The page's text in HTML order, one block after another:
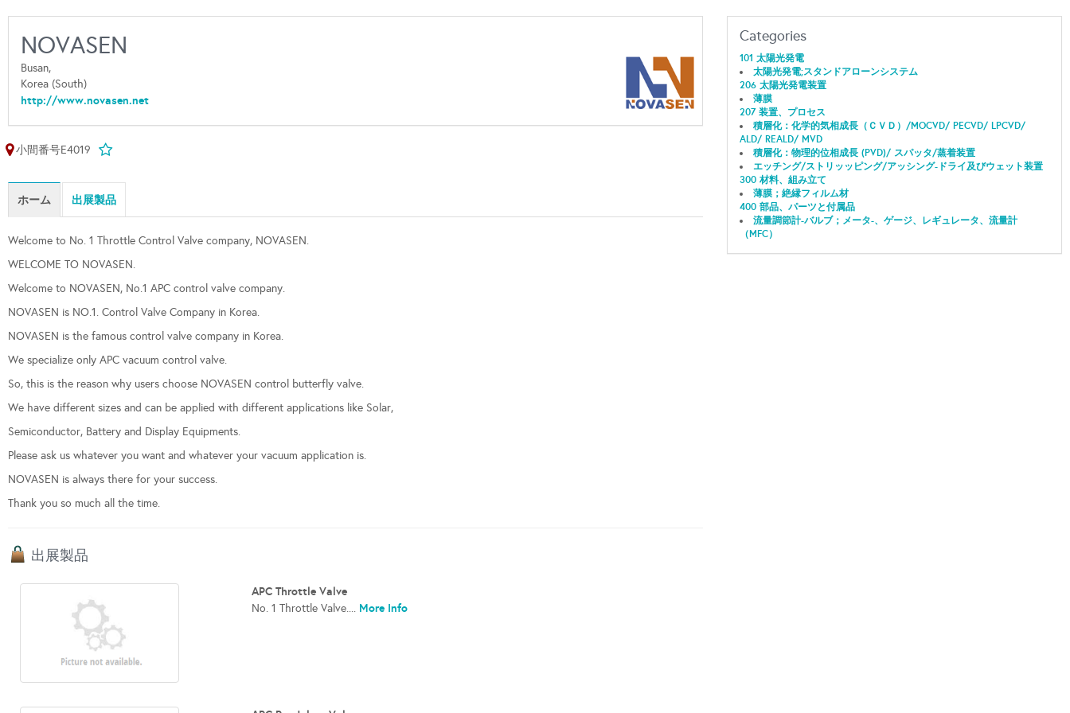
NOVASEN
Busan,
Korea (South)
http://www.novasen.net
小間番号E4019
ホーム 出展製品
Welcome to No. 1 Throttle Control Valve company, NOVASEN.
WELCOME TO NOVASEN.
Welcome to NOVASEN, No.1 APC control valve company.
NOVASEN is NO.1. Control Valve Company in Korea.
NOVASEN is the famous control valve company in Korea.
We specialize only APC vacuum control valve.
So, this is the reason why users choose NOVASEN control butterfly valve.
We have different sizes and can be applied with different applications like Solar,
Semiconductor, Battery and Display Equipments.
Please ask us whatever you want and whatever your vacuum application is.
NOVASEN is always there for your success.
Thank you so much all the time.
出展製品
APC Throttle Valve
No. 1 Throttle Valve....More Info
Categories
101 太陽光発電
太陽光発電;スタンドアローンシステム
206 太陽光発電装置
薄膜
207 装置、プロセス
積層化：化学的気相成長（ＣＶＤ）/MOCVD/ PECVD/ LPCVD/
ALD/ REALD/ MVD
積層化：物理的位相成長 (PVD)/ スパッタ/蒸着装置
エッチング/ストリッッピング/アッシング-ドライ及びウェット装置
300 材料、組み立て
薄膜；絶縁フィルム材
400 部品、パーツと付属品
流量調節計-バルブ；メータ-、ゲージ、レギュレータ、流量計
（MFC）